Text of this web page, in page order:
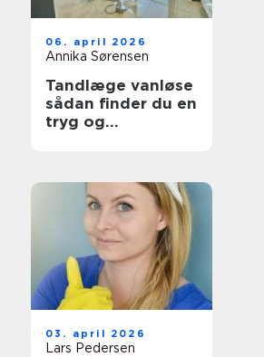
06. april 2026
Annika Sørensen
Tandlæge vanløse
sådan finder du en
tryg og
03. april 2026
Lars Pedersen